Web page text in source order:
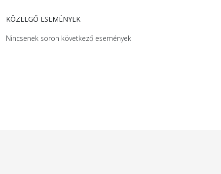
KÖZELGŐ ESEMÉNYEK
Nincsenek soron következő események